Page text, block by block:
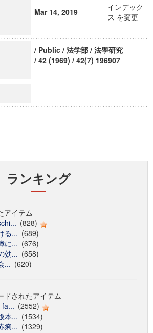
Mar 14, 2019
インデック
ス を変更
/ Public / 法学部 / 法學研究
/ 42 (1969) / 42(7) 196907
ランキング
アイテム
(828)
る... (689)
に... (676)
効... (658)
... (620)
ドされたアイテム
(2552)
本... (1534)
痢... (1329)